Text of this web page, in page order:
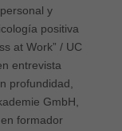
y
positiva
at Work” / UC
entrevista
profundidad,
GmbH,
formador